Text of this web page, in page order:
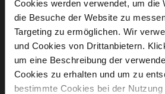
Cookies werden verwendet, um die
die Besuche der Website zu
Targeting zu ermöglichen. Wir
und Cookies von Drittanbietern.
um eine Beschreibung der
Cookies zu erhalten und um zu
bestimmte Cookies bei der
Made in Europe
Firmly integrated leather
No Lacing
No
15
Block Heel